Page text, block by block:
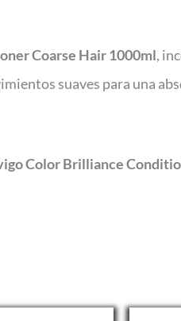
Coarse Hair 1000ml,
suaves para una
Color Brilliance